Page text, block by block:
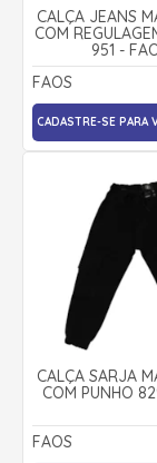
CALÇA JEANS
COM
951 -
FAOS
CADASTRE-SE PARA
CALÇA SARJA
COM PUNHO
FAOS